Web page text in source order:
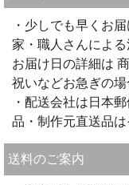
・少しでも早くお
家・職人さんによる
お届け日の詳細は
祝いなどお急ぎの
・配送会社は日本
品・制作元直送品
送料のご案内